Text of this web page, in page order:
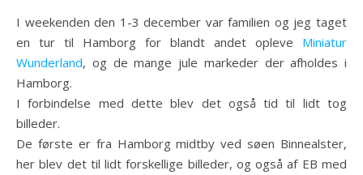
I weekenden den 1-3 december var familien og jeg taget
en tur til Hamborg for blandt andet opleve Miniatur
Wunderland, og de mange jule markeder der afholdes i
Hamborg.
I forbindelse med dette blev det også tid til lidt tog
billeder.
De første er fra Hamborg midtby ved søen Binnealster,
her blev det til lidt forskellige billeder, og også af EB med